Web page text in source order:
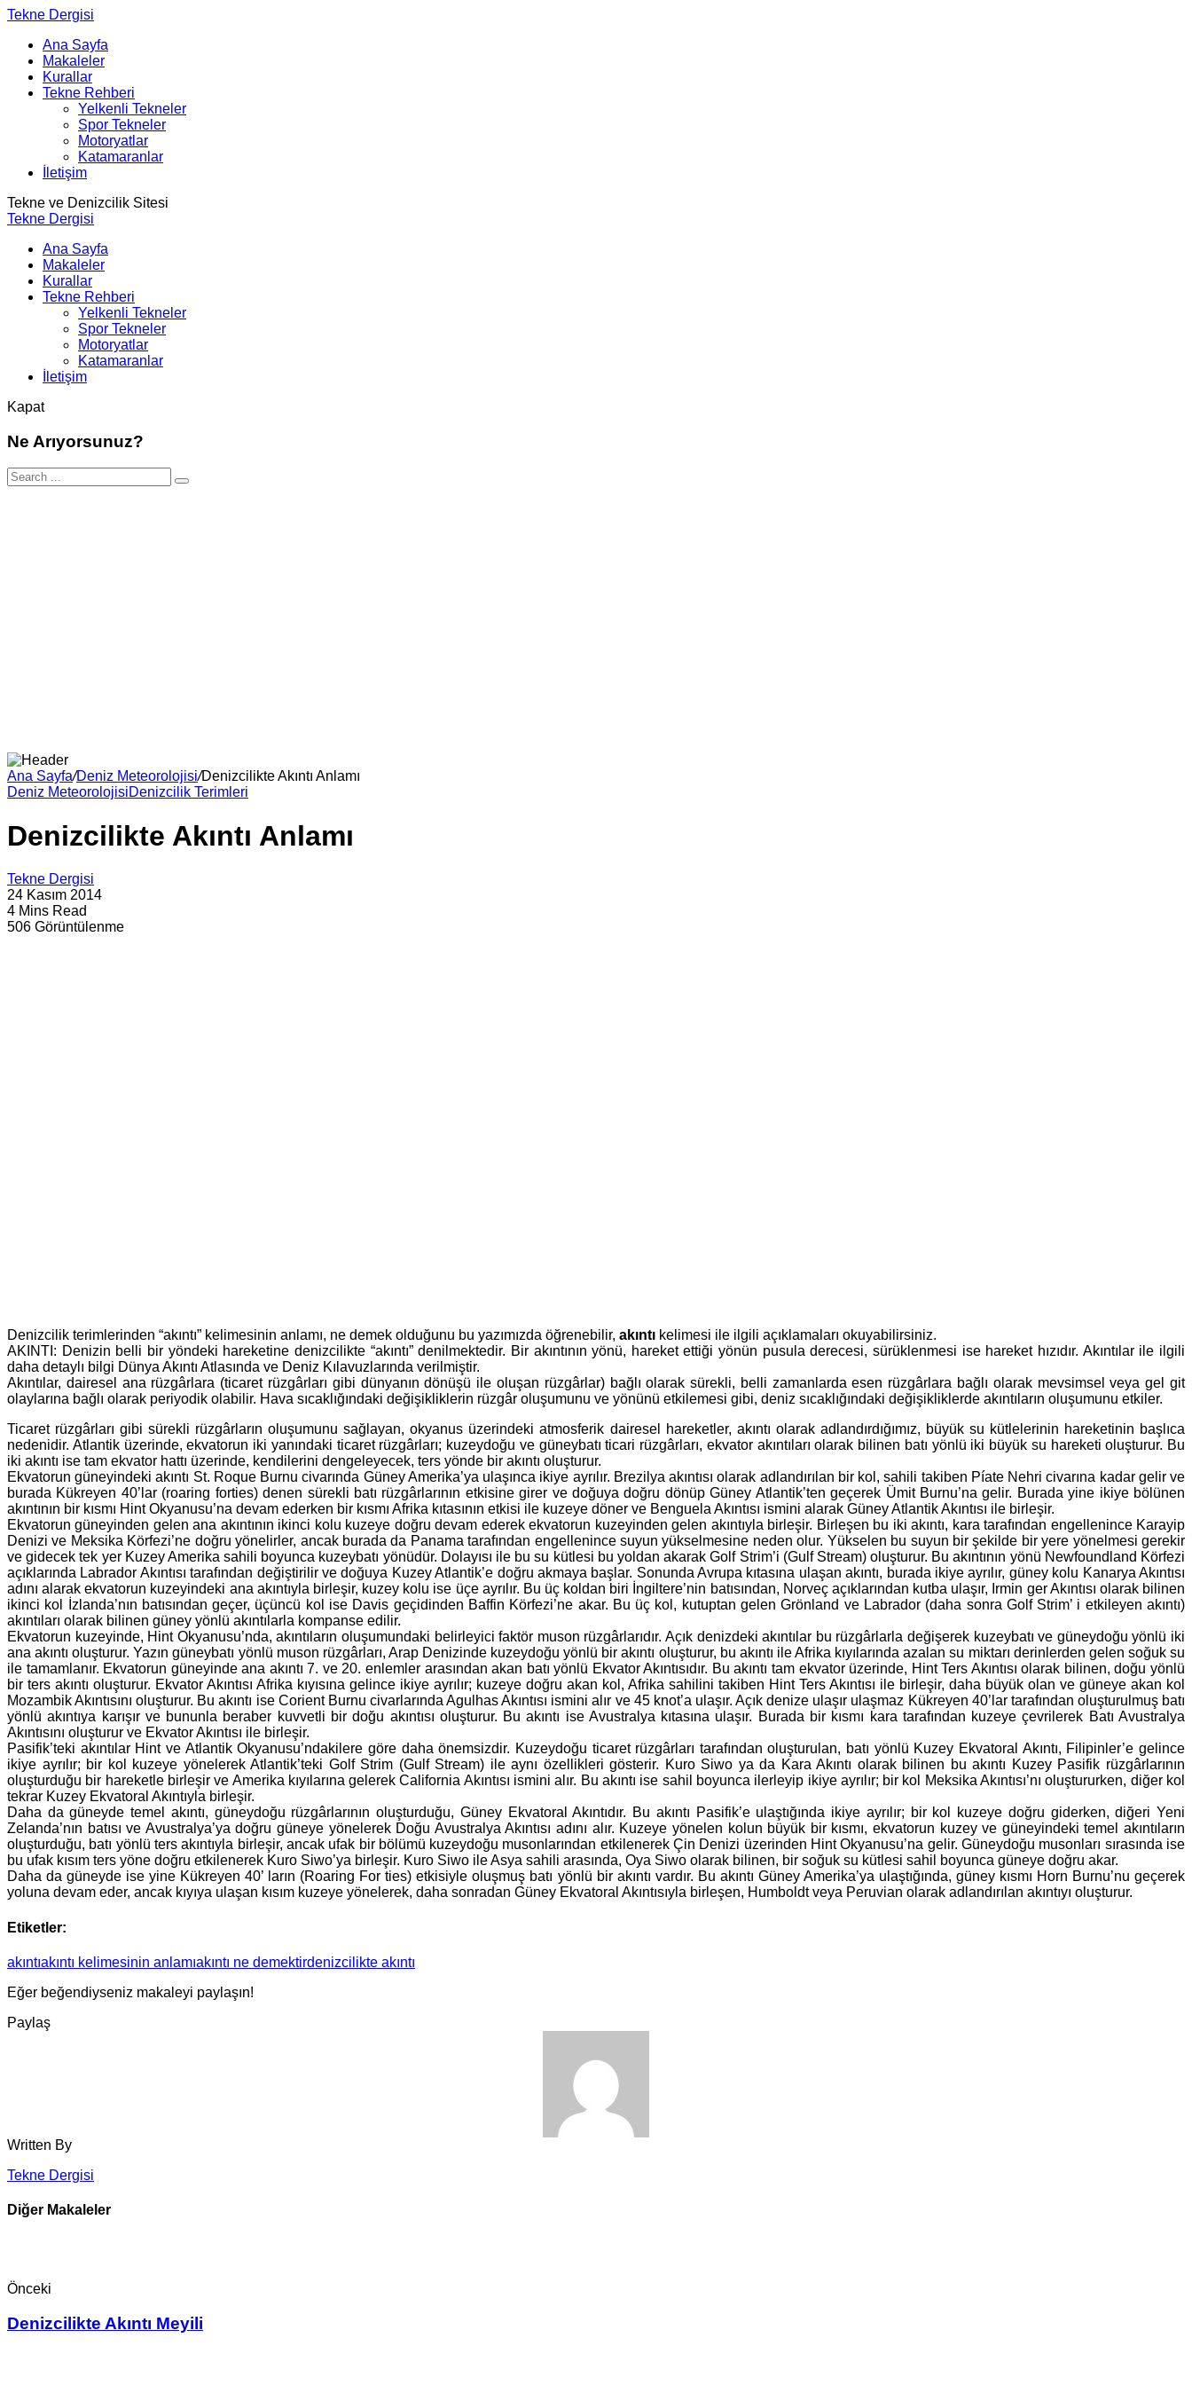
Tekne Dergisi
Ana Sayfa
Makaleler
Kurallar
Tekne Rehberi
Yelkenli Tekneler
Spor Tekneler
Motoryatlar
Katamaranlar
İletişim
Tekne ve Denizcilik Sitesi
Tekne Dergisi
Ana Sayfa
Makaleler
Kurallar
Tekne Rehberi
Yelkenli Tekneler
Spor Tekneler
Motoryatlar
Katamaranlar
İletişim
Kapat
Ne Arıyorsunuz?
Ana Sayfa/Deniz Meteorolojisi/Denizcilikte Akıntı Anlamı
Deniz MeteorolojisiDenizcilik Terimleri
Denizcilikte Akıntı Anlamı
Tekne Dergisi
24 Kasım 2014
4 Mins Read
506 Görüntülenme
Denizcilik terimlerinden “akıntı” kelimesinin anlamı, ne demek olduğunu bu yazımızda öğrenebilir, akıntı kelimesi ile ilgili açıklamaları okuyabilirsiniz.
AKINTI: Denizin belli bir yöndeki hareketine denizcilikte “akıntı” denilmektedir. Bir akıntının yönü, hareket ettiği yönün pusula derecesi, sürüklenmesi ise hareket hızıdır. Akıntılar ile ilgili
daha detaylı bilgi Dünya Akıntı Atlasında ve Deniz Kılavuzlarında verilmiştir.
Akıntılar, dairesel ana rüzgârlara (ticaret rüzgârları gibi dünyanın dönüşü ile oluşan rüzgârlar) bağlı olarak sürekli, belli zamanlarda esen rüzgârlara bağlı olarak mevsimsel veya gel git
olaylarına bağlı olarak periyodik olabilir. Hava sıcaklığındaki değişikliklerin rüzgâr oluşumunu ve yönünü etkilemesi gibi, deniz sıcaklığındaki değişikliklerde akıntıların oluşumunu etkiler.
Ticaret rüzgârları gibi sürekli rüzgârların oluşumunu sağlayan, okyanus üzerindeki atmosferik dairesel hareketler, akıntı olarak adlandırdığımız, büyük su kütlelerinin hareketinin başlıca
nedenidir. Atlantik üzerinde, ekvatorun iki yanındaki ticaret rüzgârları; kuzeydoğu ve güneybatı ticari rüzgârları, ekvator akıntıları olarak bilinen batı yönlü iki büyük su hareketi oluşturur. Bu
iki akıntı ise tam ekvator hattı üzerinde, kendilerini dengeleyecek, ters yönde bir akıntı oluşturur.
Ekvatorun güneyindeki akıntı St. Roque Burnu civarında Güney Amerika’ya ulaşınca ikiye ayrılır. Brezilya akıntısı olarak adlandırılan bir kol, sahili takiben Píate Nehri civarına kadar gelir ve
burada Kükreyen 40’lar (roaring forties) denen sürekli batı rüzgârlarının etkisine girer ve doğuya doğru dönüp Güney Atlantik’ten geçerek Ümit Burnu’na gelir. Burada yine ikiye bölünen
akıntının bir kısmı Hint Okyanusu’na devam ederken bir kısmı Afrika kıtasının etkisi ile kuzeye döner ve Benguela Akıntısı ismini alarak Güney Atlantik Akıntısı ile birleşir.
Ekvatorun güneyinden gelen ana akıntının ikinci kolu kuzeye doğru devam ederek ekvatorun kuzeyinden gelen akıntıyla birleşir. Birleşen bu iki akıntı, kara tarafından engellenince Karayip
Denizi ve Meksika Körfezi’ne doğru yönelirler, ancak burada da Panama tarafından engellenince suyun yükselmesine neden olur. Yükselen bu suyun bir şekilde bir yere yönelmesi gerekir
ve gidecek tek yer Kuzey Amerika sahili boyunca kuzeybatı yönüdür. Dolayısı ile bu su kütlesi bu yoldan akarak Golf Strim’i (Gulf Stream) oluşturur. Bu akıntının yönü Newfoundland Körfezi
açıklarında Labrador Akıntısı tarafından değiştirilir ve doğuya Kuzey Atlantik’e doğru akmaya başlar. Sonunda Avrupa kıtasına ulaşan akıntı, burada ikiye ayrılır, güney kolu Kanarya Akıntısı
adını alarak ekvatorun kuzeyindeki ana akıntıyla birleşir, kuzey kolu ise üçe ayrılır. Bu üç koldan biri İngiltere’nin batısından, Norveç açıklarından kutba ulaşır, Irmin ger Akıntısı olarak bilinen
ikinci kol İzlanda’nın batısından geçer, üçüncü kol ise Davis geçidinden Baffin Körfezi’ne akar. Bu üç kol, kutuptan gelen Grönland ve Labrador (daha sonra Golf Strim’ i etkileyen akıntı)
akıntıları olarak bilinen güney yönlü akıntılarla kompanse edilir.
Ekvatorun kuzeyinde, Hint Okyanusu’nda, akıntıların oluşumundaki belirleyici faktör muson rüzgârlarıdır. Açık denizdeki akıntılar bu rüzgârlarla değişerek kuzeybatı ve güneydoğu yönlü iki
ana akıntı oluşturur. Yazın güneybatı yönlü muson rüzgârları, Arap Denizinde kuzeydoğu yönlü bir akıntı oluşturur, bu akıntı ile Afrika kıyılarında azalan su miktarı derinlerden gelen soğuk su
ile tamamlanır. Ekvatorun güneyinde ana akıntı 7. ve 20. enlemler arasından akan batı yönlü Ekvator Akıntısıdır. Bu akıntı tam ekvator üzerinde, Hint Ters Akıntısı olarak bilinen, doğu yönlü
bir ters akıntı oluşturur. Ekvator Akıntısı Afrika kıyısına gelince ikiye ayrılır; kuzeye doğru akan kol, Afrika sahilini takiben Hint Ters Akıntısı ile birleşir, daha büyük olan ve güneye akan kol
Mozambik Akıntısını oluşturur. Bu akıntı ise Corient Burnu civarlarında Agulhas Akıntısı ismini alır ve 45 knot’a ulaşır. Açık denize ulaşır ulaşmaz Kükreyen 40’lar tarafından oluşturulmuş batı
yönlü akıntıya karışır ve bununla beraber kuvvetli bir doğu akıntısı oluşturur. Bu akıntı ise Avustralya kıtasına ulaşır. Burada bir kısmı kara tarafından kuzeye çevrilerek Batı Avustralya
Akıntısını oluşturur ve Ekvator Akıntısı ile birleşir.
Pasifik’teki akıntılar Hint ve Atlantik Okyanusu’ndakilere göre daha önemsizdir. Kuzeydoğu ticaret rüzgârları tarafından oluşturulan, batı yönlü Kuzey Ekvatoral Akıntı, Filipinler’e gelince
ikiye ayrılır; bir kol kuzeye yönelerek Atlantik’teki Golf Strim (Gulf Stream) ile aynı özellikleri gösterir. Kuro Siwo ya da Kara Akıntı olarak bilinen bu akıntı Kuzey Pasifik rüzgârlarının
oluşturduğu bir hareketle birleşir ve Amerika kıyılarına gelerek California Akıntısı ismini alır. Bu akıntı ise sahil boyunca ilerleyip ikiye ayrılır; bir kol Meksika Akıntısı’nı oluştururken, diğer kol
tekrar Kuzey Ekvatoral Akıntıyla birleşir.
Daha da güneyde temel akıntı, güneydoğu rüzgârlarının oluşturduğu, Güney Ekvatoral Akıntıdır. Bu akıntı Pasifik’e ulaştığında ikiye ayrılır; bir kol kuzeye doğru giderken, diğeri Yeni
Zelanda’nın batısı ve Avustralya’ya doğru güneye yönelerek Doğu Avustralya Akıntısı adını alır. Kuzeye yönelen kolun büyük bir kısmı, ekvatorun kuzey ve güneyindeki temel akıntıların
oluşturduğu, batı yönlü ters akıntıyla birleşir, ancak ufak bir bölümü kuzeydoğu musonlarından etkilenerek Çin Denizi üzerinden Hint Okyanusu’na gelir. Güneydoğu musonları sırasında ise
bu ufak kısım ters yöne doğru etkilenerek Kuro Siwo’ya birleşir. Kuro Siwo ile Asya sahili arasında, Oya Siwo olarak bilinen, bir soğuk su kütlesi sahil boyunca güneye doğru akar.
Daha da güneyde ise yine Kükreyen 40’ ların (Roaring For ties) etkisiyle oluşmuş batı yönlü bir akıntı vardır. Bu akıntı Güney Amerika’ya ulaştığında, güney kısmı Horn Burnu’nu geçerek
yoluna devam eder, ancak kıyıya ulaşan kısım kuzeye yönelerek, daha sonradan Güney Ekvatoral Akıntısıyla birleşen, Humboldt veya Peruvian olarak adlandırılan akıntıyı oluşturur.
Etiketler:
akıntıakıntı kelimesinin anlamıakıntı ne demektirdenizcilikte akıntı
Eğer beğendiyseniz makaleyi paylaşın!
Paylaş
Written By
Tekne Dergisi
Diğer Makaleler
Önceki
Denizcilikte Akıntı Meyili